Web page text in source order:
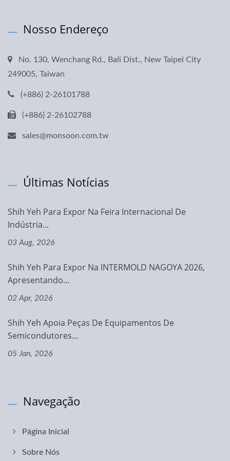
Nosso Endereço
No. 130, Wenchang Rd., Bali Dist., New Taipei City
249005, Taiwan
(+886) 2-26101788
(+886) 2-26102788
sales@monsoon.com.tw
Últimas Notícias
Shih Yeh Para Expor Na Feira Internacional De
Indústria...
03 Aug, 2026
Shih Yeh Para Expor Na INTERMOLD NAGOYA 2026,
Apresentando...
02 Apr, 2026
Shih Yeh Apoia Peças De Equipamentos De
Semicondutores...
05 Jan, 2026
Navegação
Página Inicial
Sobre Nós